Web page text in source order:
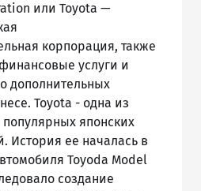
или Toyota —
корпорация, также
услуги и
дополнительных
Toyota - одна из
японских
История ее началась в
Toyoda Model
создание